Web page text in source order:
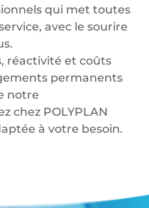
qui met toutes
avec le sourire
réactivité et coûts
permanents
notre
chez POLYPLAN
à votre besoin.